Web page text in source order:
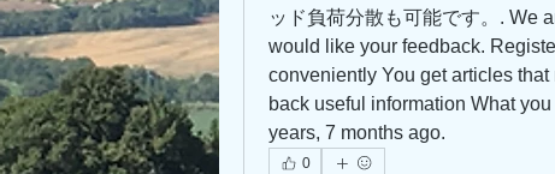
ッド負荷分散も可能です。. We
would like your feedback.
conveniently You get articles
back useful information What
years, 7 months ago.
0